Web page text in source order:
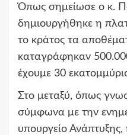
Όπως σημείωσε ο κ.
δημιουργήθηκε η
το κράτος τα
καταγράφηκαν
έχουμε 30
Στο μεταξύ, όπως
σύμφωνα με την
υπουργείο